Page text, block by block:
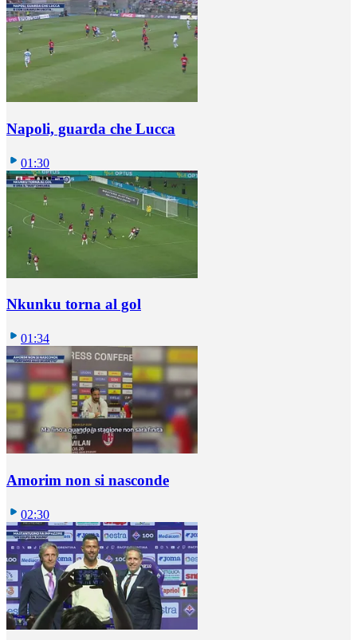
Napoli, guarda che Lucca
01:30
Nkunku torna al gol
01:34
Amorim non si nasconde
02:30